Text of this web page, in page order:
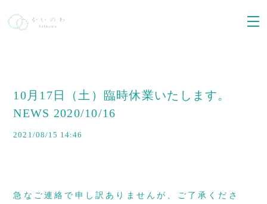
10月17日（土）臨時休業いたします。
NEWS 2020/10/16
2021/08/15 14:46
急なご連絡で申し訳ありませんが、ご了承くださ